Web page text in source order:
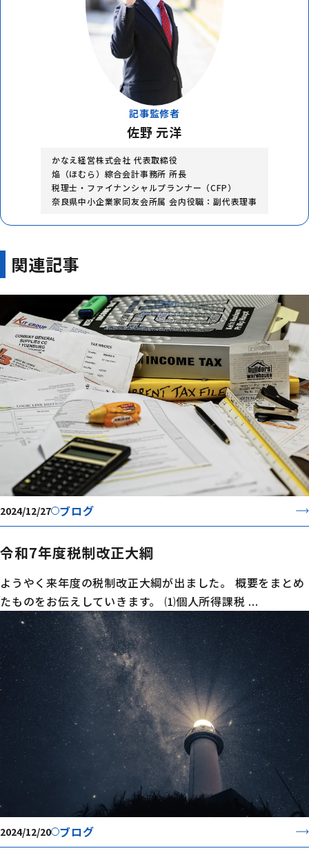
記事監修者
佐野 元洋
かなえ経営株式会社 代表取締役
焔（ほむら）綜合会計事務所 所長
税理士・ファイナンシャルプランナー（CFP）
奈良県中小企業家同友会所属 会内役職：副代表理事
関連記事
2024/12/27 ブログ
令和7年度税制改正大綱
ようやく来年度の税制改正大綱が出ました。 概要をまとめ
たものをお伝えしていきます。 ⑴個人所得課税 ...
2024/12/20 ブログ